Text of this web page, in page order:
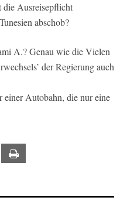
die Ausreisepflicht
abschob?
A.? Genau wie die Vielen
der Regierung auch
Autobahn, die nur eine
Email